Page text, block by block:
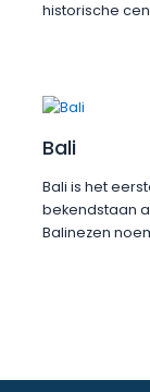
historische
Bali
Bali is het
bekendstaan
Balinezen